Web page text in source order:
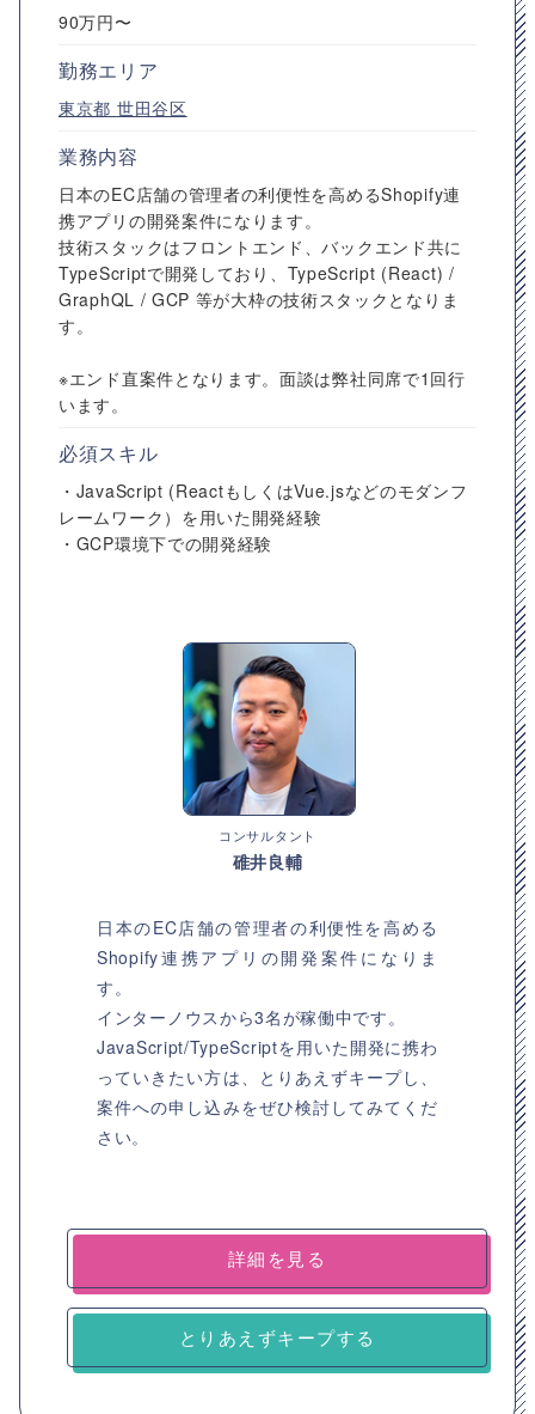
90万円〜
勤務エリア
東京都 世田谷区
業務内容
日本のEC店舗の管理者の利便性を高めるShopify連
携アプリの開発案件になります。
技術スタックはフロントエンド、バックエンド共に
TypeScriptで開発しており、TypeScript (React) /
GraphQL / GCP 等が大枠の技術スタックとなりま
す。
※エンド直案件となります。面談は弊社同席で1回行
います。
必須スキル
・JavaScript (ReactもしくはVue.jsなどのモダンフ
レームワーク）を用いた開発経験
・GCP環境下での開発経験
コンサルタント
碓井良輔
日本のEC店舗の管理者の利便性を高める
Shopify連携アプリの開発案件になりま
す。
インターノウスから3名が稼働中です。
JavaScript/TypeScriptを用いた開発に携わ
っていきたい方は、とりあえずキープし、
案件への申し込みをぜひ検討してみてくだ
さい。
詳細を見る
とりあえずキープする